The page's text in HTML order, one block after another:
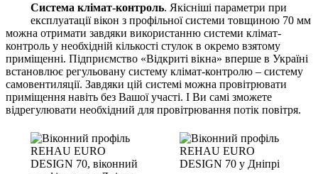
Система клімат-контроль. Якісніші параметри при
експлуатації вікон з профільної системи товщиною 70 мм
можна отримати завдяки використанню системи клімат-
контроль у необхідній кількості стулок в окремо взятому
приміщенні. Підприємство «Відкриті вікна» вперше в Україні
встановлює регульовану систему клімат-контролю – систему
самовентиляції. Завдяки цій системі можна провітрювати
приміщення навіть без Вашої участі. І Ви самі зможете
відрегулювати необхідний для провітрювання потік повітря.